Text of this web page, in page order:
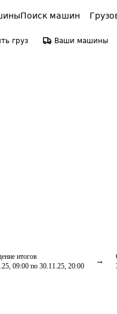
Поиск машин
груз Ваши машины
итогов
09:00 по 30.11.25, 20:00